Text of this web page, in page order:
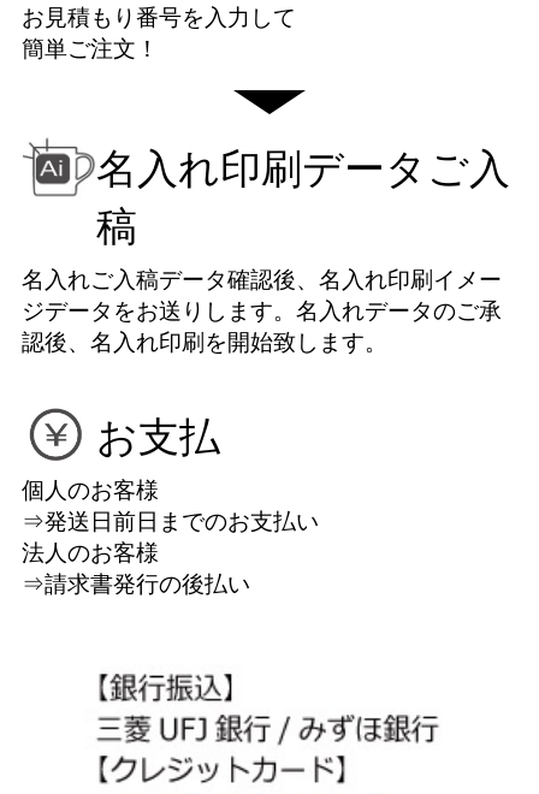
お見積もり番号を入力して
簡単ご注文！
名入れ印刷データご入
稿
名入れご入稿データ確認後、名入れ印刷イメー
ジデータをお送りします。名入れデータのご承
認後、名入れ印刷を開始致します。
お支払
個人のお客様
⇒発送日前日までのお支払い
法人のお客様
⇒請求書発行の後払い